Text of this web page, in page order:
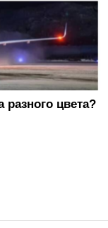
цвета?